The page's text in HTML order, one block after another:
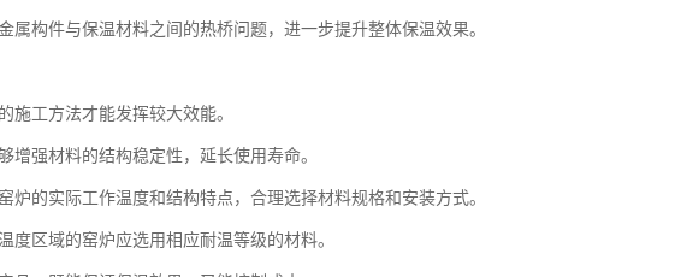
属构件与保温材料之间的热桥问题，进一步提升整体保温效果。
施工方法才能发挥较大效能。
增强材料的结构稳定性，延长使用寿命。
炉的实际工作温度和结构特点，合理选择材料规格和安装方式。
度区域的窑炉应选用相应耐温等级的材料。